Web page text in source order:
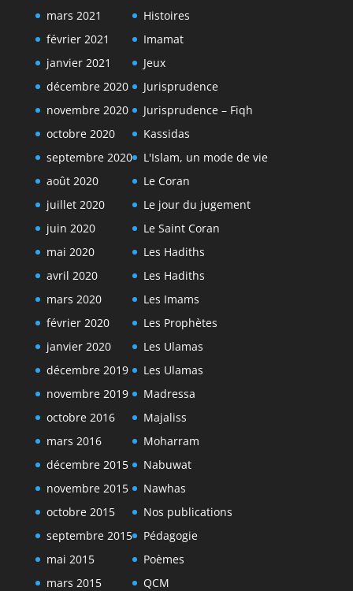
mars 2021
février 2021
janvier 2021
décembre 2020
novembre 2020
octobre 2020
septembre 2020
août 2020
juillet 2020
juin 2020
mai 2020
avril 2020
mars 2020
février 2020
janvier 2020
décembre 2019
novembre 2019
octobre 2016
mars 2016
décembre 2015
novembre 2015
octobre 2015
septembre 2015
mai 2015
mars 2015
Histoires
Imamat
Jeux
Jurisprudence
Jurisprudence – Fiqh
Kassidas
L'Islam, un mode de vie
Le Coran
Le jour du jugement
Le Saint Coran
Les Hadiths
Les Hadiths
Les Imams
Les Prophètes
Les Ulamas
Les Ulamas
Madressa
Majaliss
Moharram
Nabuwat
Nawhas
Nos publications
Pédagogie
Poèmes
QCM